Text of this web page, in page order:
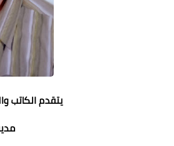
يتقدم الكاتب